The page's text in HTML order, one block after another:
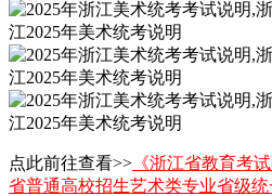
点此前往查看>> 《浙江省教育考
省普通高校招生艺术类专业省级统